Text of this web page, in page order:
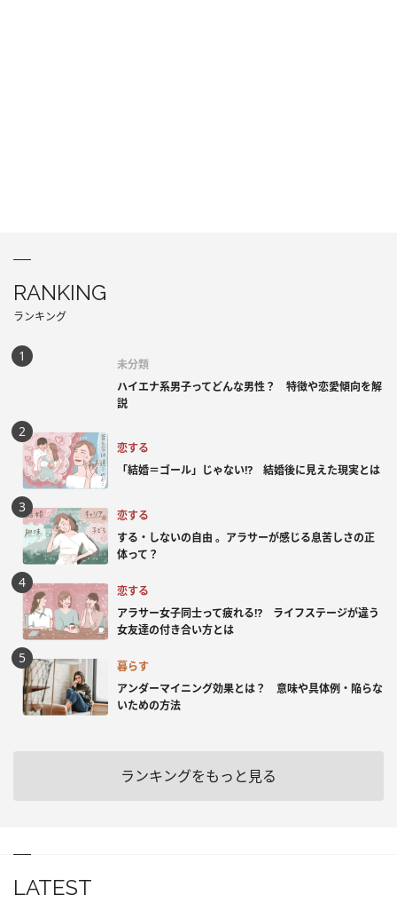
RANKING
ランキング
未分類
ハイエナ系男子ってどんな男性？ 特徴や恋愛傾向を解
説
恋する
「結婚＝ゴール」じゃない⁉ 結婚後に見えた現実とは
恋する
する・しないの自由 。アラサーが感じる息苦しさの正
体って？
恋する
アラサー女子同士って疲れる⁉ ライフステージが違う
女友達の付き合い方とは
暮らす
アンダーマイニング効果とは？ 意味や具体例・陥らな
いための方法
ランキングをもっと見る
LATEST